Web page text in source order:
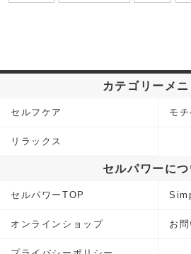
カテゴリーメ
セルフケア モ
リラックス
セルパワーにつ
セルパワーTOP
オンラインショップ お